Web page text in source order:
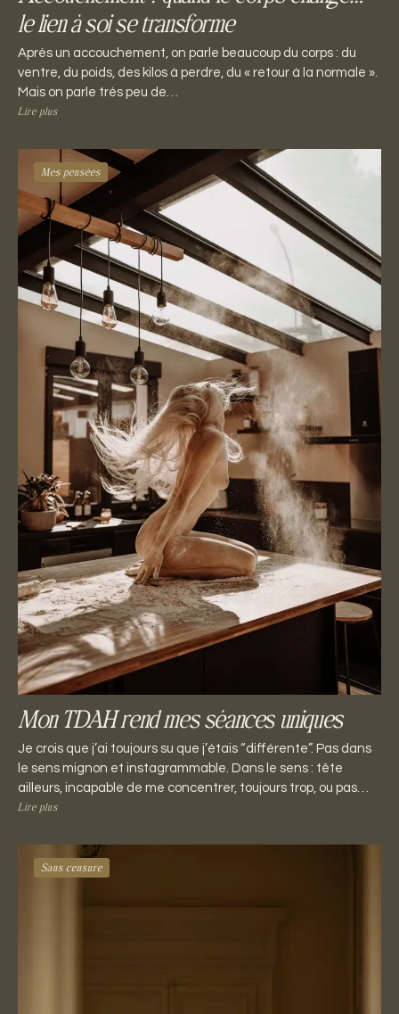
le lien à soi se transforme
Après un accouchement, on parle beaucoup du corps : du
ventre, du poids, des kilos à perdre, du « retour à la normale ».
Mais on parle très peu de…
Lire plus
Mes pensées
Mon TDAH rend mes séances uniques
Je crois que j’ai toujours su que j’étais “différente”. Pas dans
le sens mignon et instagrammable. Dans le sens : tête
ailleurs, incapable de me concentrer, toujours trop, ou pas…
Lire plus
Sans censure